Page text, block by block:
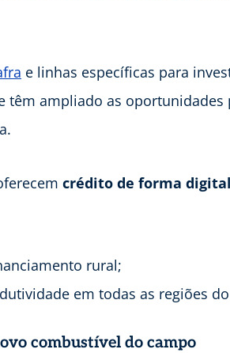
e linhas específicas para
têm ampliado as oportunidades
crédito de forma
rural;
em todas as regiões
combustível do campo